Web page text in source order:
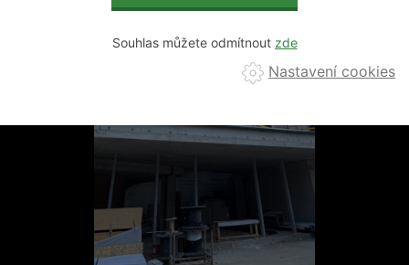
ČERPADLA NA
STŘECHY
PŘEČÍST
Souhlas můžete odmítnout
Nastavení cookies